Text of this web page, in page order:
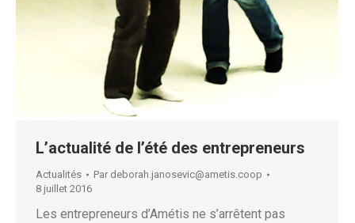
L’actualité de l’été des entrepreneurs
Actualités Par deborah.janosevic@ametis.coop
8 juillet 2016
Les entrepreneurs d’Amétis ne s’arrêtent pas